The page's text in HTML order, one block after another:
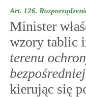
Art. 126.
Minister
wzory tablic
terenu
bezpośredniej
kierując się